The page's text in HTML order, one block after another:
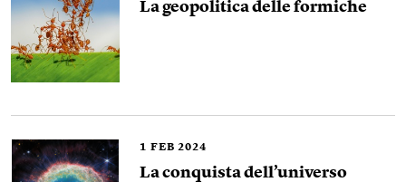
La geopolitica delle formiche
1 FEB 2024
La conquista dell’universo